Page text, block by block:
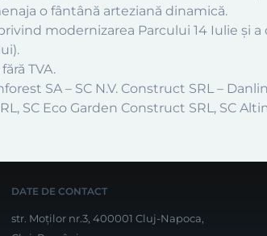
o fântână arteziană dinamică.
modernizarea Parcului 14 Iulie și
TVA.
SA – SC N.V. Construct SRL –
SC Eco Garden Construct SRL, SC
DATE DE CONTACT
str. Moților nr.3, 400001 Cluj-Napoca,